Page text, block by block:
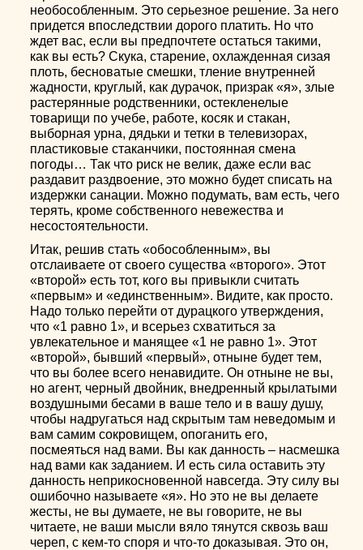
необособленным. Это серьезное решение. За него
придется впоследствии дорого платить. Но что
ждет вас, если вы предпочтете остаться такими,
как вы есть? Скука, старение, охлажденная сизая
плоть, бесноватые смешки, тление внутренней
жадности, круглый, как дурачок, призрак «я», злые
растерянные родственники, остекленелые
товарищи по учебе, работе, косяк и стакан,
выборная урна, дядьки и тетки в телевизорах,
пластиковые стаканчики, постоянная смена
погоды… Так что риск не велик, даже если вас
раздавит раздвоение, это можно будет списать на
издержки санации. Можно подумать, вам есть, чего
терять, кроме собственного невежества и
несостоятельности.
Итак, решив стать «обособленным», вы
отслаиваете от своего существа «второго». Этот
«второй» есть тот, кого вы привыкли считать
«первым» и «единственным». Видите, как просто.
Надо только перейти от дурацкого утверждения,
что «1 равно 1», и всерьез схватиться за
увлекательное и манящее «1 не равно 1». Этот
«второй», бывший «первый», отныне будет тем,
что вы более всего ненавидите. Он отныне не вы,
но агент, черный двойник, внедренный крылатыми
воздушными бесами в ваше тело и в вашу душу,
чтобы надругаться над скрытым там неведомым и
вам самим сокровищем, опоганить его,
посмеяться над вами. Вы как данность – насмешка
над вами как заданием. И есть сила оставить эту
данность неприкосновенной навсегда. Эту силу вы
ошибочно называете «я». Но это не вы делаете
жесты, не вы думаете, не вы говорите, не вы
читаете, не ваши мысли вяло тянутся сквозь ваш
череп, с кем-то споря и что-то доказывая. Это он,